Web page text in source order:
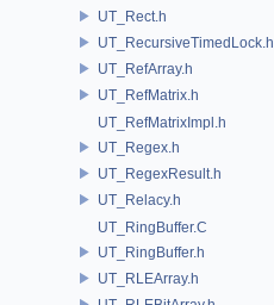
UT_Rect.h
UT_RecursiveTimedLock.h
UT_RefArray.h
UT_RefMatrix.h
UT_RefMatrixImpl.h
UT_Regex.h
UT_RegexResult.h
UT_Relacy.h
UT_RingBuffer.C
UT_RingBuffer.h
UT_RLEArray.h